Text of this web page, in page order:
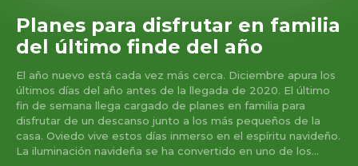
Planes para disfrutar en familia
del último finde del año
El año nuevo está cada vez más cerca. Diciembre apura los
últimos días del año antes de la llegada de 2020. El último
fin de semana llega cargado de planes en familia para
disfrutar de un descanso junto a los más pequeños de la
casa. Oviedo vive estos días inmerso en el espíritu navideño.
La iluminación navideña se ha convertido en uno de los...